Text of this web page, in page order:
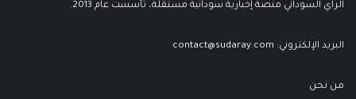
الراي السوداني منصة إخبارية سودانية مستقلة، تأسست عام 2013.
البريد الإلكتروني: contact@sudaray.com
من نحن